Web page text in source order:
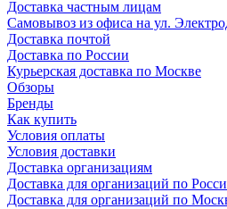
Доставка частным лицам
Самовывоз из офиса на ул.
Доставка почтой
Доставка по России
Курьерская доставка по Москве
Обзоры
Бренды
Как купить
Условия оплаты
Условия доставки
Доставка организациям
Доставка для организаций по
Доставка для организаций по